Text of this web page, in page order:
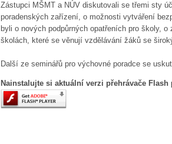
Zástupci MŠMT a NÚV diskutovali se třemi sty
poradenských zařízení, o možnosti vytváření
byli o nových podpůrných opatřeních pro školy,
školách, které se věnují vzdělávání žáků se
Další ze seminářů pro výchovné poradce se
Nainstalujte si aktuální verzi přehrávače Flash